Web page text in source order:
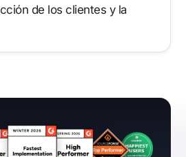
de los clientes y la